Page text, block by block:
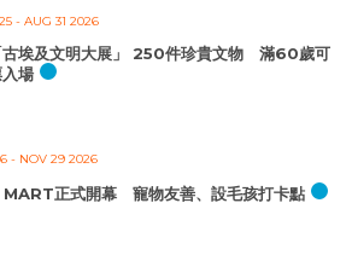
- AUG 31 2026
古埃及文明大展」 250件珍貴文物 滿60歲可
場
- NOV 29 2026
MART正式開幕 寵物友善、設毛孩打卡點